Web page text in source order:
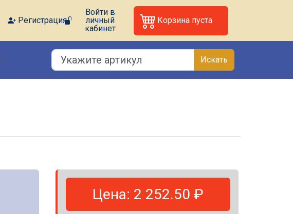
Регистрация
Войти в
личный
кабинет
Корзина пуста
Искать
Цена: 2 252.50 ₽